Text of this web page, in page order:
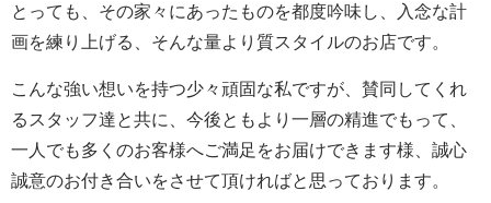
とっても、その家々にあったものを都度吟味し、入念な計
画を練り上げる、そんな量より質スタイルのお店です。
こんな強い想いを持つ少々頑固な私ですが、賛同してくれ
るスタッフ達と共に、今後ともより一層の精進でもって、
一人でも多くのお客様へご満足をお届けできます様、誠心
誠意のお付き合いをさせて頂ければと思っております。